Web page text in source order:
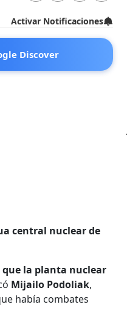
Activar Notificaciones
Discover
central nuclear de
que la planta nuclear
Mijailo Podoliak,
había combates